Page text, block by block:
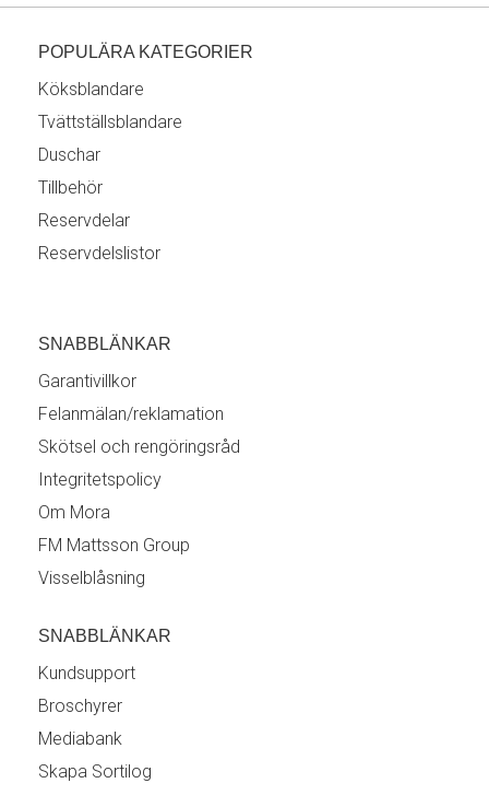
POPULÄRA KATEGORIER
Köksblandare
Tvättställsblandare
Duschar
Tillbehör
Reservdelar
Reservdelslistor
SNABBLÄNKAR
Garantivillkor
Felanmälan/reklamation
Skötsel och rengöringsråd
Integritetspolicy
Om Mora
FM Mattsson Group
Visselblåsning
SNABBLÄNKAR
Kundsupport
Broschyrer
Mediabank
Skapa Sortilog